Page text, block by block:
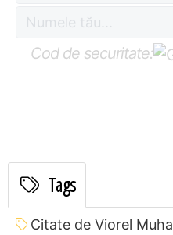
Cod de securitate:
Tags
Citate de Viorel Muha